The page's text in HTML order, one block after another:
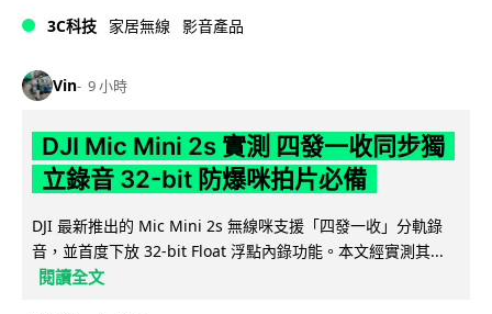
3C科技 家居無線 影音產品
Vin 9 小時
DJI Mic Mini 2s 實測 四發一收同步獨
立錄音 32-bit 防爆咪拍片必備
DJI 最新推出的 Mic Mini 2s 無線咪支援「四發一收」分軌錄
音，並首度下放 32-bit Float 浮點內錄功能。本文經實測其...
閱讀全文